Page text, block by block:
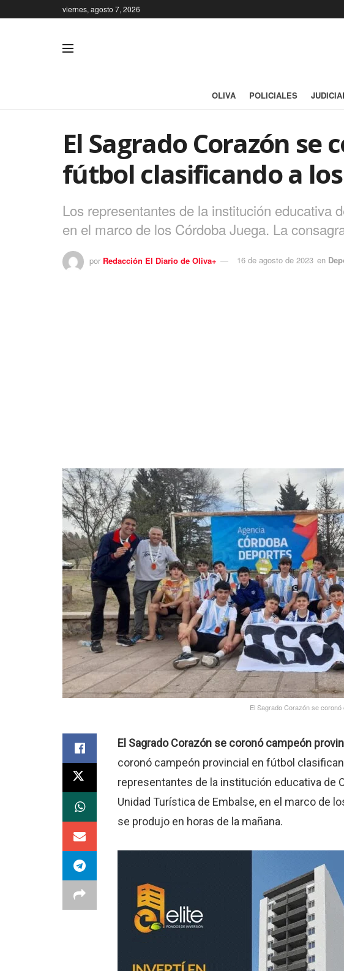
viernes, agosto 7, 2026
OLIVA POLICIALES
El Sagrado Corazón
fútbol clasificando a los
Los representantes de la institución educativa
en el marco de los Córdoba Juega. La
por Redacción El Diario de Oliva+ 16 de agosto de 2023 en
El Sagrado Corazón se
El Sagrado Corazón se coronó campeón
coronó campeón provincial en fútbol
representantes de la institución educativa de
Unidad Turística de Embalse, en el marco de
se produjo en horas de la mañana.